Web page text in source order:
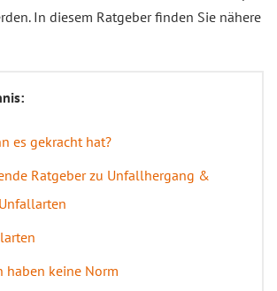
In diesem Ratgeber finden Sie nähere
es gekracht hat?
Ratgeber zu Unfallhergang &
haben keine Norm